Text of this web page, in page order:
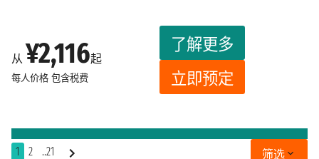
从 ¥2,116起
每人价格 包含税费
了解更多
立即预定
1 2 ..21 筛选